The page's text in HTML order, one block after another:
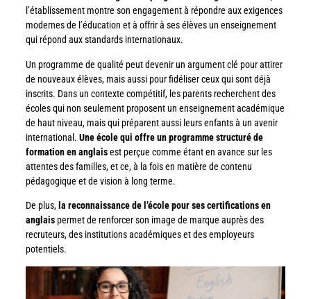
l’établissement montre son engagement à répondre aux exigences
modernes de l’éducation et à offrir à ses élèves un enseignement
qui répond aux standards internationaux.
Un programme de qualité peut devenir un argument clé pour attirer
de nouveaux élèves, mais aussi pour fidéliser ceux qui sont déjà
inscrits. Dans un contexte compétitif, les parents recherchent des
écoles qui non seulement proposent un enseignement académique
de haut niveau, mais qui préparent aussi leurs enfants à un avenir
international. Une école qui offre un programme structuré de
formation en anglaisest perçue comme étant en avance sur les
attentes des familles, et ce, à la fois en matière de contenu
pédagogique et de vision à long terme.
De plus, la reconnaissance de l’école pour ses certifications en
anglaispermet de renforcer son image de marque auprès des
recruteurs, des institutions académiques et des employeurs
potentiels.